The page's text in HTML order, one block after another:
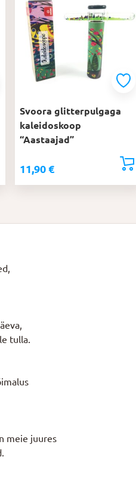
Svoora glitterpulgaga
kaleidoskoop
“Aastaajad”
11,90 €
tulla.
meie juures